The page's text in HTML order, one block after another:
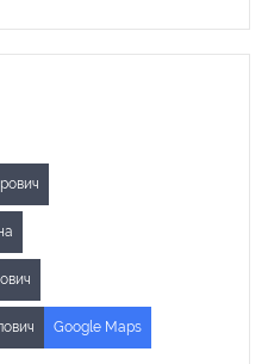
Google Maps